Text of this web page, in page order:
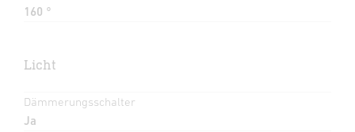
160 °
Licht
Dämmerungsschalter
Ja